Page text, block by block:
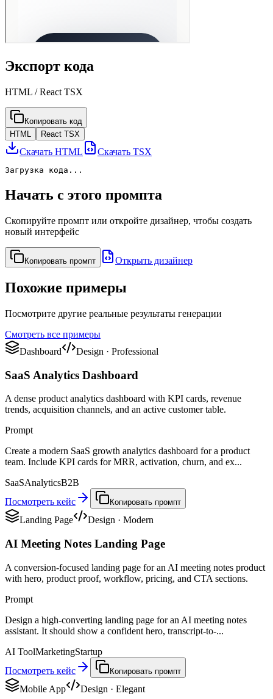
Экспорт кода
HTML / React TSX
Копировать код
HTML
React TSX
Скачать HTML Скачать TSX
Загрузка кода...
Начать с этого промпта
Скопируйте промпт или откройте дизайнер, чтобы создать
новый интерфейс
Копировать промпт Открыть дизайнер
Похожие примеры
Посмотрите другие реальные результаты генерации
Смотреть все примеры
Dashboard
Design · Professional
SaaS Analytics Dashboard
A dense product analytics dashboard with KPI cards, revenue
trends, acquisition channels, and an active customer table.
Prompt
Create a modern SaaS growth analytics dashboard for a product
team. Include KPI cards for MRR, activation, churn, and ex...
SaaSAnalyticsB2B
Посмотреть кейс
Копировать промпт
Landing Page Design · Modern
AI Meeting Notes Landing Page
A conversion-focused landing page for an AI meeting notes product
with hero, product proof, workflow, pricing, and CTA sections.
Prompt
Design a high-converting landing page for an AI meeting notes
assistant. It should show a confident hero, transcript-to-...
AI ToolMarketingStartup
Посмотреть кейс
Копировать промпт
Mobile App Design · Elegant